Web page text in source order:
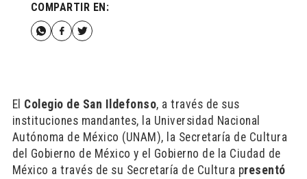
COMPARTIR EN:
El Colegio de San Ildefonso, a través de sus
instituciones mandantes, la Universidad Nacional
Autónoma de México (UNAM), la Secretaría de Cultura
del Gobierno de México y el Gobierno de la Ciudad de
México a través de su Secretaría de Cultura presentó